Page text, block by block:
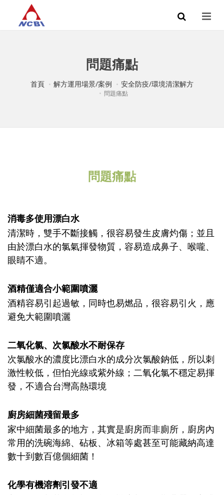
問題痛點
首頁 解方運用場景/案例 安全防疫/環境清潔解方
問題痛點
問題痛點
消毒多使用漂白水
清潔時，雙手不斷接觸，很容易發生皮膚灼傷；並且
由於漂白水的氯氣揮發物質，容易造成鼻子、喉嚨、
眼睛不適。
酒精僅適合小範圍噴灑
酒精容易引起過敏，同時也易燃品，很容易引火，應
避免大範圍噴灑
二氧化氯、次氯酸水不耐保存
次氯酸水的濃度比漂白水的成分次氯酸鈉低，所以刺
激性較低，但怕光線或紫外線；二氧化氯不穩定易揮
發，不適合台灣高熱環境
廚房細菌殘留最多
家中細菌最多的地方，其實是廚房而非廁所，廚房內
常用的洗碗海綿、砧板、冰箱等處甚至可能藏納高達
數十到數百億個細菌！
化學有機溶劑引發不適